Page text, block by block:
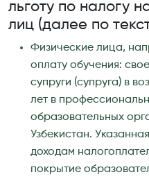
льготу по налогу
лиц (далее по
Физические лица,
оплату обучения:
супруги (супруга) в
лет в
образовательных
Узбекистан.
доходам
покрытие